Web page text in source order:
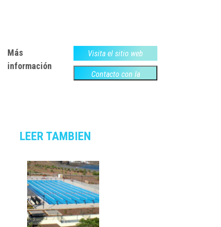
Más
información
Visita el sitio web
Contacto con la
LEER TAMBIEN